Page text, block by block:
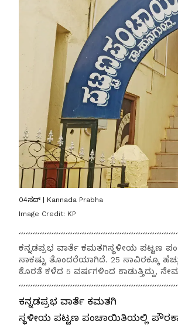
04ಸದ್ | Kannada Prabha
Image Credit: KP
ಕನ್ನಡಪ್ರಭ ವಾರ್ತೆ ಕಮತಗಿಸ್ಥಳೀಯ ಪಟ್ಟಣ
ಸಾಕಷ್ಟು ತೊಂದರೆಯಾಗಿದೆ. 25 ಸಾವಿರಕ್ಕೂ
ಕೊರತೆ ಕಳೆದ 5 ವರ್ಷಗಳಿಂದ ಕಾಡುತ್ತಿದ್ದು,
ಕನ್ನಡಪ್ರಭ ವಾರ್ತೆ ಕಮತಗಿ
ಸ್ಥಳೀಯ ಪಟ್ಟಣ ಪಂಚಾಯಿತಿಯಲ್ಲಿ